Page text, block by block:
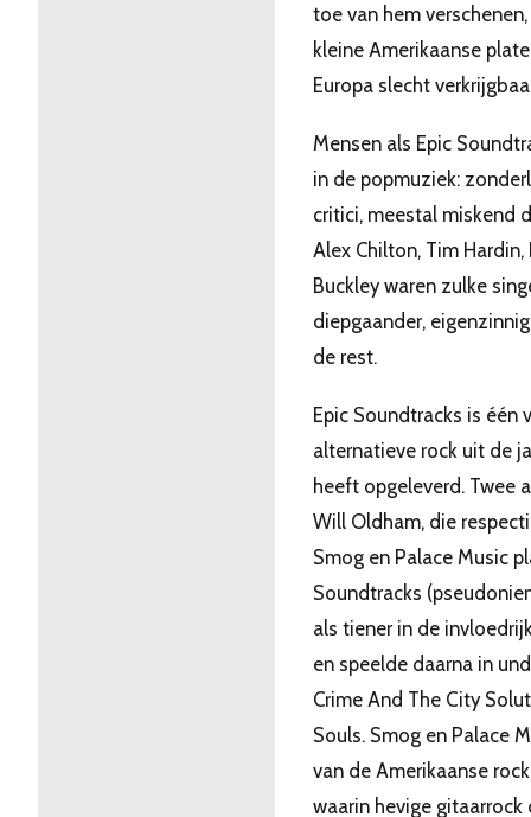
toe van hem
kleine Amerikaanse
Europa slecht
Mensen als Epic
in de popmuziek:
critici, meestal miskend
Alex Chilton, Tim
Buckley waren zulke
diepgaander,
de rest.
Epic Soundtracks is
alternatieve rock uit de
heeft opgeleverd. Twee
Will Oldham, die
Smog en Palace Music
Soundtracks
als tiener in de
en speelde daarna in
Crime And The City
Souls. Smog en Palace
van de Amerikaanse
waarin hevige